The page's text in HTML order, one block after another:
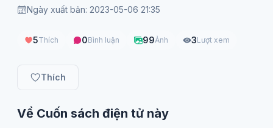
Ngày xuất bản: 2023-05-06 21:35
5Thích 0Bình luận 99Ảnh 3Lượt xem
Thích
Về Cuốn sách điện tử này